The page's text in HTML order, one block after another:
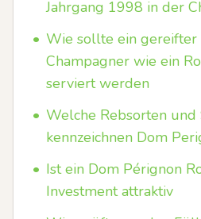
Jahrgang 1998 in der
• Wie sollte ein gereifter
Champagner wie ein
serviert werden
• Welche Rebsorten und
kennzeichnen Dom
• Ist ein Dom Pérignon
Investment attraktiv